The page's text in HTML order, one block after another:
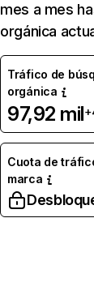
mes a mes
orgánica
Tráfico de
orgánica
97,92 mil
Cuota de
marca